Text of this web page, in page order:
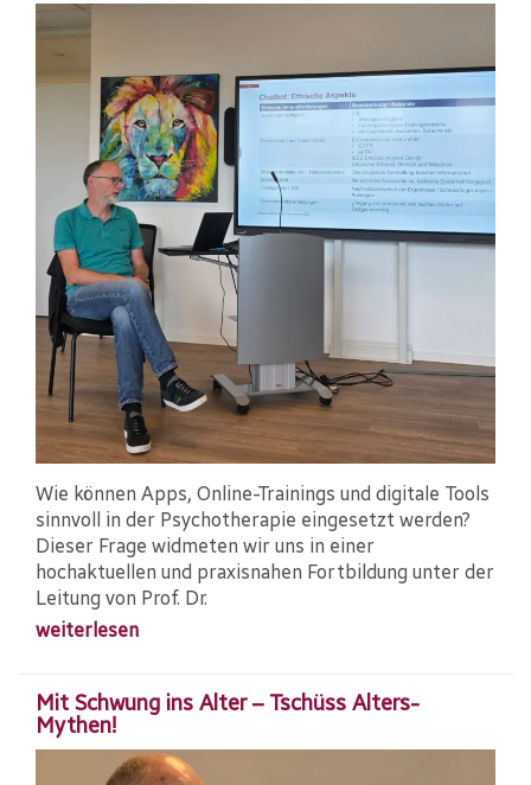
Wie können Apps, Online-Trainings und digitale Tools
sinnvoll in der Psychotherapie eingesetzt werden?
Dieser Frage widmeten wir uns in einer
hochaktuellen und praxisnahen Fortbildung unter der
Leitung von Prof. Dr.
weiterlesen
Mit Schwung ins Alter – Tschüss Alters-
Mythen!